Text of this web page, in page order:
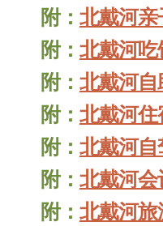
附： 北戴河
附： 北戴河
附： 北戴河
附： 北戴河
附： 北戴河
附： 北戴河
附： 北戴河